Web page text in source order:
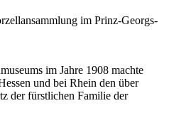
im Jahre 1908 machte
und bei Rhein den über
der fürstlichen Familie der